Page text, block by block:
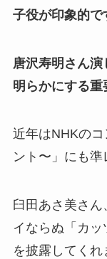
子役が印象的で
唐沢寿明さん
明らかにする重
近年はNHKの
ント〜」にも準
臼田あさ美さ
イならぬ「カ
を披露してくれ